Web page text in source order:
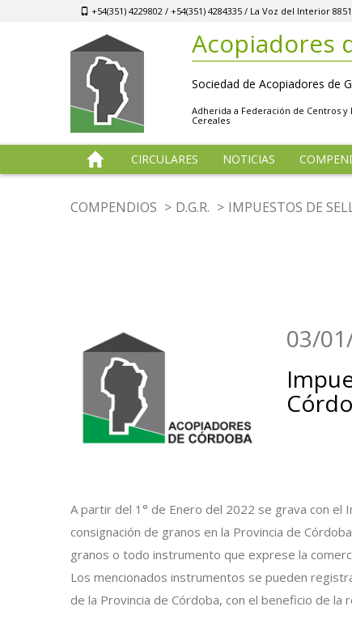
+54(351) 4229802 / +54(351) 4284335 / La Voz del Interior
Acopiadores
Sociedad de Acopiadores de
Adherida a Federación de Centros
Cereales
CIRCULARES NOTICIAS
COMPENDIOS D.G.R. IMPUESTOS DE
03/
A partir del 1° de Enero del 2022 se grava con el
consignación de granos en la Provincia de
granos o todo instrumento que exprese la
Los mencionados instrumentos se pueden
de la Provincia de Córdoba, con el beneficio de la